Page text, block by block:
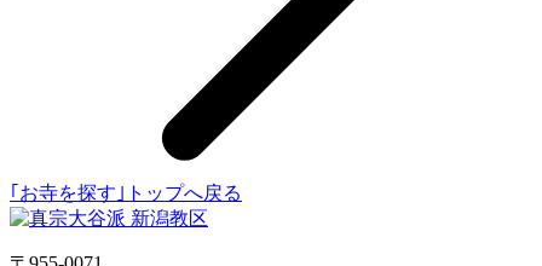
｢お寺を探す｣トップへ戻る